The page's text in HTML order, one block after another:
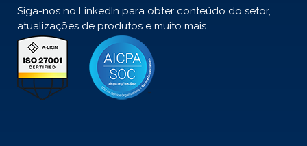
Siga-nos no LinkedIn para obter conteúdo do setor,
atualizações de produtos e muito mais.